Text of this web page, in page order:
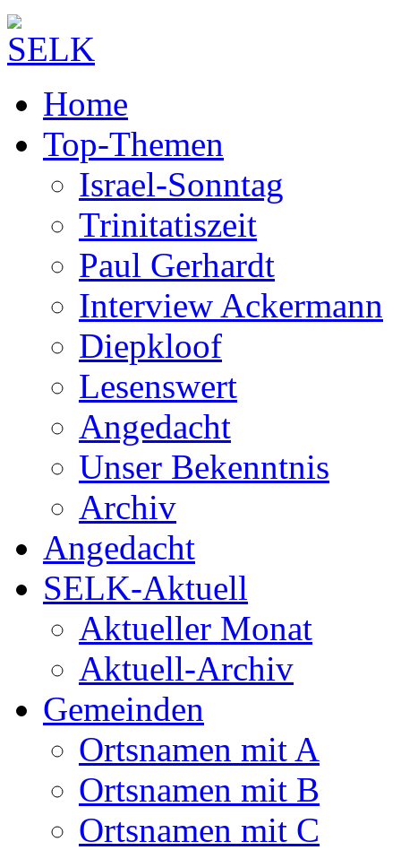
Home
Top-Themen
Israel-Sonntag
Trinitatiszeit
Paul Gerhardt
Interview Ackermann
Diepkloof
Lesenswert
Angedacht
Unser Bekenntnis
Archiv
Angedacht
SELK-Aktuell
Aktueller Monat
Aktuell-Archiv
Gemeinden
Ortsnamen mit A
Ortsnamen mit B
Ortsnamen mit C